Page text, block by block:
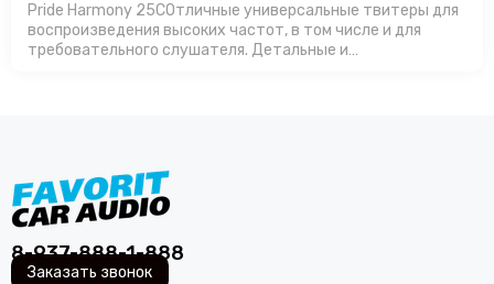
Pride Harmony 25CОтличные универсальные твитеры для
воспроизведения высоких частот, в том числе и для
требовательного слушателя. Детальные и
8-937-888-1-888
Заказать звонок